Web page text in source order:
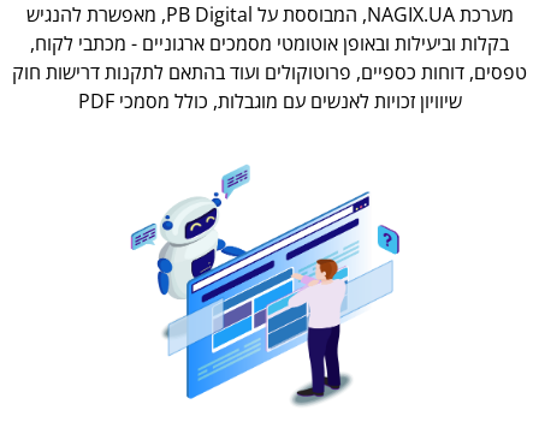
מערכת NAGIX.UA, המבוססת על PB Digital, מאפשרת להנגיש
בקלות וביעילות ובאופן אוטומטי מסמכים ארגוניים - מכתבי לקוח,
טפסים, דוחות כספיים, פרוטוקולים ועוד בהתאם לתקנות דרישות חוק
שיוויון זכויות לאנשים עם מוגבלות, כולל מסמכי PDF